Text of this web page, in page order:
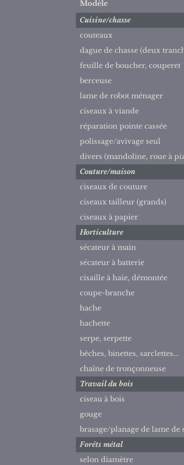
Modèle
Cuisine/chasse
couteaux
dague de chasse (deux
feuille de boucher, couperet
berceuse
lame de robot ménager
ciseaux à viande
réparation pointe cassée
polissage/avivage seul
divers (mandoline, roue à
Couture/maison
ciseaux de couture
ciseaux tailleur (grands)
ciseaux à papier
Horticulture
sécateur à main
sécateur à batterie
cisaille à haie, démontée
coupe-branche
hache
hachette
serpe, serpette
bêches, binettes, sarclettes...
chaîne de tronçonneuse
Travail du bois
ciseau à bois
gouge
brasage/planage de lame de
Forêts métal
selon diamètre